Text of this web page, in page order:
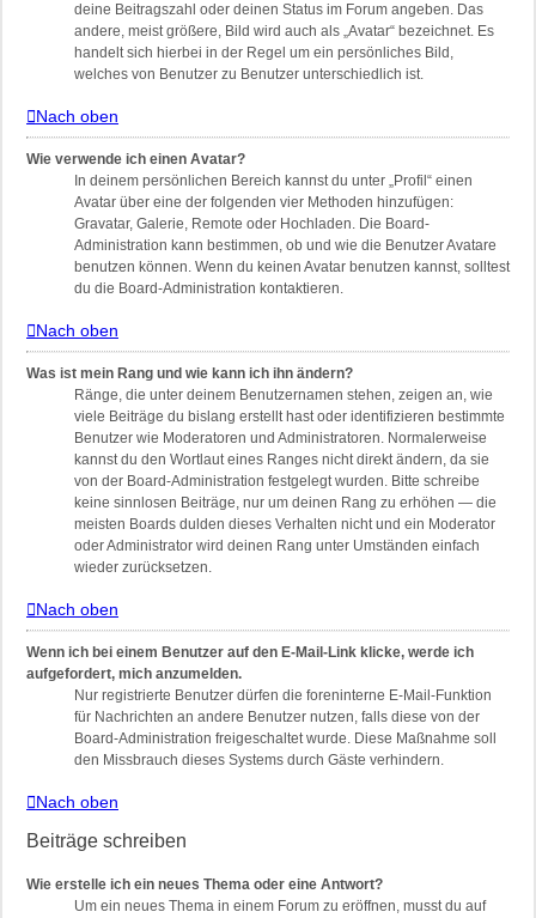
deine Beitragszahl oder deinen Status im Forum angeben. Das
andere, meist größere, Bild wird auch als „Avatar“ bezeichnet. Es
handelt sich hierbei in der Regel um ein persönliches Bild,
welches von Benutzer zu Benutzer unterschiedlich ist.
Nach oben
Wie verwende ich einen Avatar?
In deinem persönlichen Bereich kannst du unter „Profil“ einen
Avatar über eine der folgenden vier Methoden hinzufügen:
Gravatar, Galerie, Remote oder Hochladen. Die Board-
Administration kann bestimmen, ob und wie die Benutzer Avatare
benutzen können. Wenn du keinen Avatar benutzen kannst, solltest
du die Board-Administration kontaktieren.
Nach oben
Was ist mein Rang und wie kann ich ihn ändern?
Ränge, die unter deinem Benutzernamen stehen, zeigen an, wie
viele Beiträge du bislang erstellt hast oder identifizieren bestimmte
Benutzer wie Moderatoren und Administratoren. Normalerweise
kannst du den Wortlaut eines Ranges nicht direkt ändern, da sie
von der Board-Administration festgelegt wurden. Bitte schreibe
keine sinnlosen Beiträge, nur um deinen Rang zu erhöhen — die
meisten Boards dulden dieses Verhalten nicht und ein Moderator
oder Administrator wird deinen Rang unter Umständen einfach
wieder zurücksetzen.
Nach oben
Wenn ich bei einem Benutzer auf den E-Mail-Link klicke, werde ich
aufgefordert, mich anzumelden.
Nur registrierte Benutzer dürfen die foreninterne E-Mail-Funktion
für Nachrichten an andere Benutzer nutzen, falls diese von der
Board-Administration freigeschaltet wurde. Diese Maßnahme soll
den Missbrauch dieses Systems durch Gäste verhindern.
Nach oben
Beiträge schreiben
Wie erstelle ich ein neues Thema oder eine Antwort?
Um ein neues Thema in einem Forum zu eröffnen, musst du auf